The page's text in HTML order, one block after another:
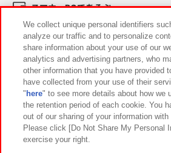
スマホ・PCであそぶ
イベント・キャンペーン
関連会社 サステナビリティ
プライバシーポリシー ウェブアクセシ
お取引先さまとともに
We collect unique personal identifiers
analyze our traffic and to personalize
share information about your use of our
analytics and advertising partners, who
other information that you have provided
have collected from your use of their
" here" to see more details about how we
the retention period of each cookie. You
out of our sharing of your information with
Please click [Do Not Share My Personal
exercise your right.